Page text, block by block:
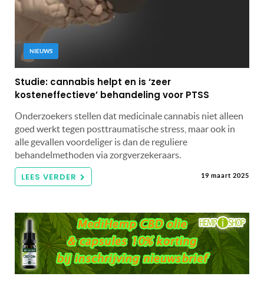
NIEUWS
Studie: cannabis helpt en is ‘zeer
kosteneffectieve’ behandeling voor PTSS
Onderzoekers stellen dat medicinale cannabis niet alleen
goed werkt tegen posttraumatische stress, maar ook in
alle gevallen voordeliger is dan de reguliere
behandelmethoden via zorgverzekeraars.
LEES VERDER 19 maart 2025